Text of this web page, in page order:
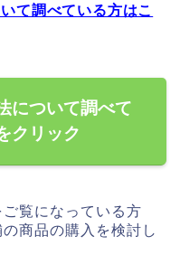
て調べている方はこ
について調べて
クリック
覧になっている方
商品の購入を検討し